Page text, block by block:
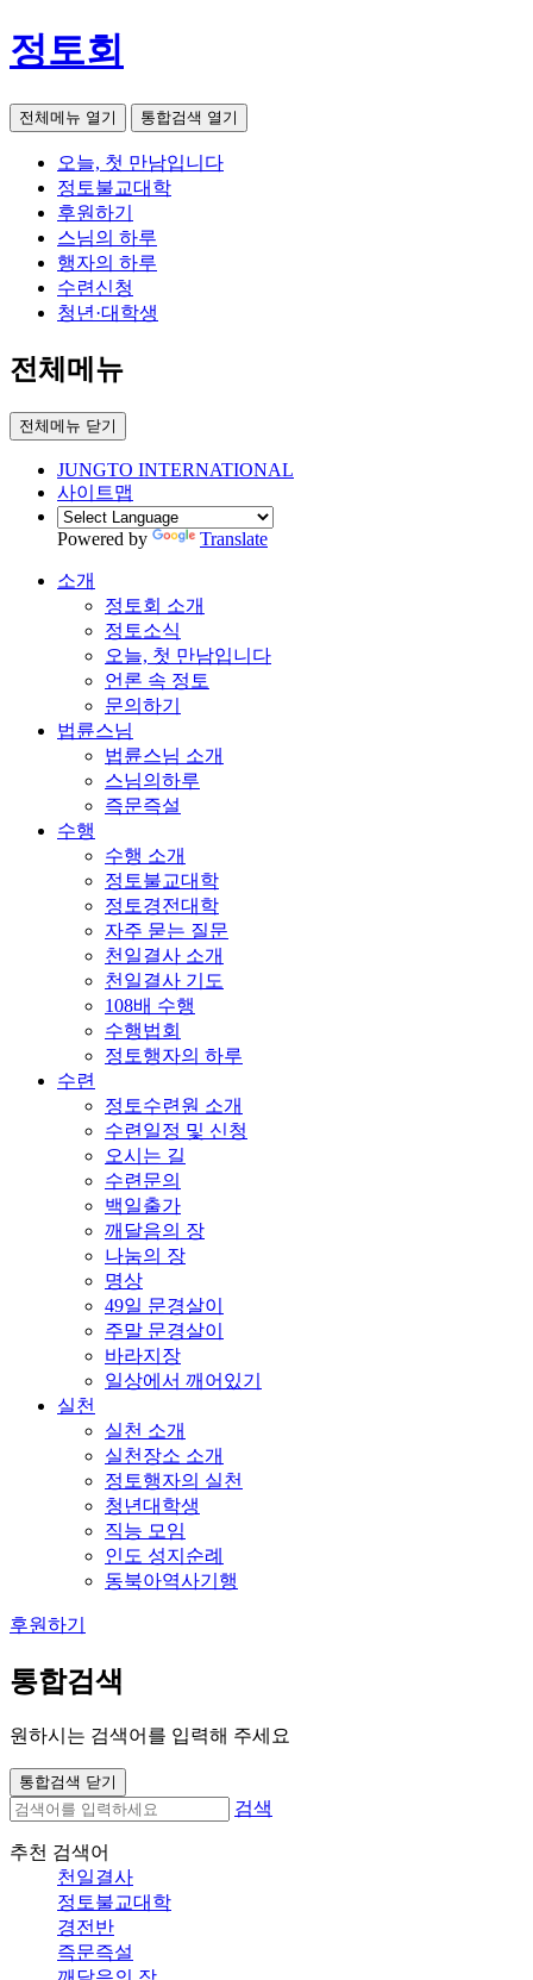
정토회
전체메뉴 열기 통합검색 열기
오늘, 첫 만남입니다
정토불교대학
후원하기
스님의 하루
행자의 하루
수련신청
청년·대학생
전체메뉴
전체메뉴 닫기
JUNGTO INTERNATIONAL
사이트맵
Powered by Translate
소개
정토회 소개
정토소식
오늘, 첫 만남입니다
언론 속 정토
문의하기
법륜스님
법륜스님 소개
스님의하루
즉문즉설
수행
수행 소개
정토불교대학
정토경전대학
자주 묻는 질문
천일결사 소개
천일결사 기도
108배 수행
수행법회
정토행자의 하루
수련
정토수련원 소개
수련일정 및 신청
오시는 길
수련문의
백일출가
깨달음의 장
나눔의 장
명상
49일 문경살이
주말 문경살이
바라지장
일상에서 깨어있기
실천
실천 소개
실천장소 소개
정토행자의 실천
청년대학생
직능 모임
인도 성지순례
동북아역사기행
후원하기
통합검색
원하시는 검색어를 입력해 주세요
통합검색 닫기
검색
추천 검색어
천일결사
정토불교대학
경전반
즉문즉설